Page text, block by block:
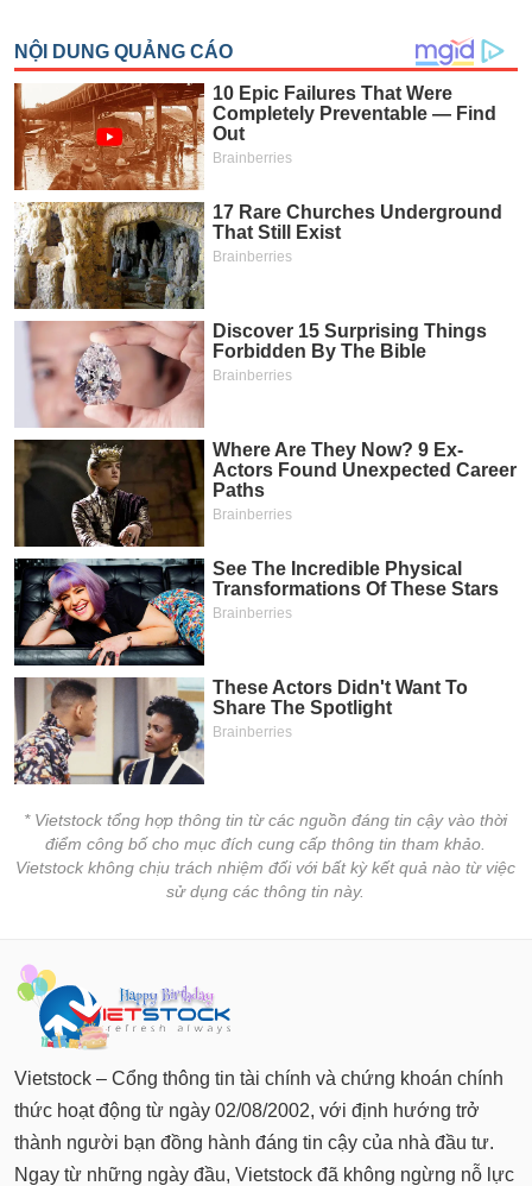
* Vietstock tổng hợp thông tin từ các nguồn đáng tin cậy vào thời
điểm công bố cho mục đích cung cấp thông tin tham khảo.
Vietstock không chịu trách nhiệm đối với bất kỳ kết quả nào từ việc
sử dụng các thông tin này.
Vietstock – Cổng thông tin tài chính và chứng khoán chính
thức hoạt động từ ngày 02/08/2002, với định hướng trở
thành người bạn đồng hành đáng tin cậy của nhà đầu tư.
Ngay từ những ngày đầu, Vietstock đã không ngừng nỗ lực